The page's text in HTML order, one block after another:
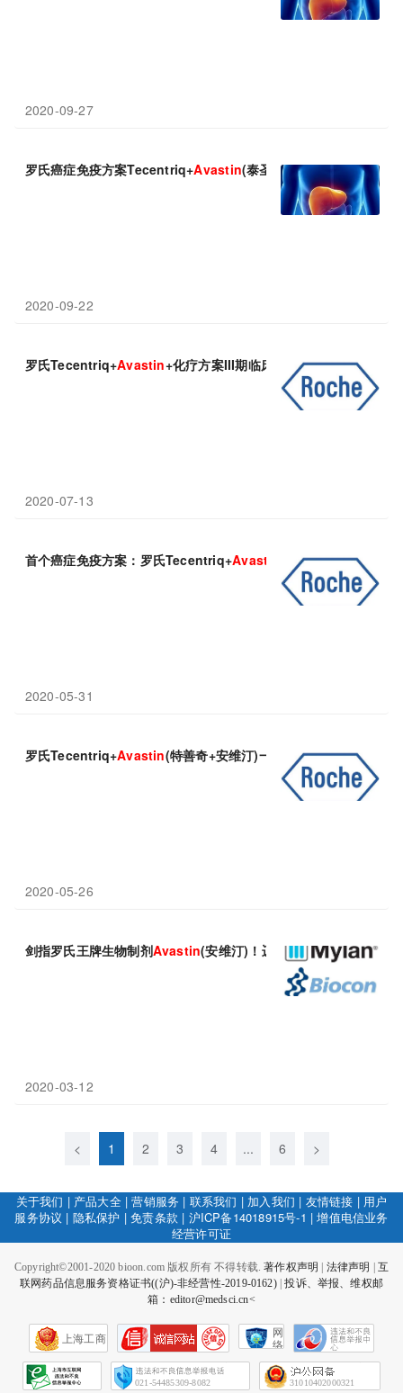
2020-09-27
罗氏癌症免疫方案Tecentriq+Avastin(泰圣奇+安维汀)欧盟即将获
2020-09-22
罗氏Tecentriq+Avastin+化疗方案III期临床：未能延长无进展生
2020-07-13
首个癌症免疫方案：罗氏Tecentriq+Avastin (特善奇+安维汀)获
2020-05-31
罗氏Tecentriq+Avastin(特善奇+安维汀)一线治疗显著延长总生存
2020-05-26
剑指罗氏王牌生物制剂Avastin(安维汀)！迈兰/百康MYL-1402(贝
2020-03-12
< 1 2 3 4 ... 6 >
关于我们 | 产品大全|营销服务 | 联系我们 | 加入我们 | 友情链接 | 用户
服务协议 | 隐私保护 |免责条款 | 沪ICP备14018915号-1 |增值电信业务
经营许可证
Copyright©2001-2020 bioon.com 版权所有 不得转载.著作权声明 法律声明
互
联网药品信息服务资格证书((沪)-非经营性-2019-0162)|投诉、举报、维权邮
箱：editor@medsci.cn<
上海工商
网
络
会
征
021-54485309-8082 31010402000321